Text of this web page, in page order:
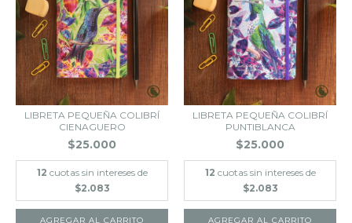
LIBRETA PEQUEÑA COLIBRÍ
CIENAGUERO
$25.000
12 cuotas sin intereses de
$2.083
LIBRETA PEQUEÑA COLIBRÍ
PUNTIBLANCA
$25.000
12 cuotas sin intereses de
$2.083